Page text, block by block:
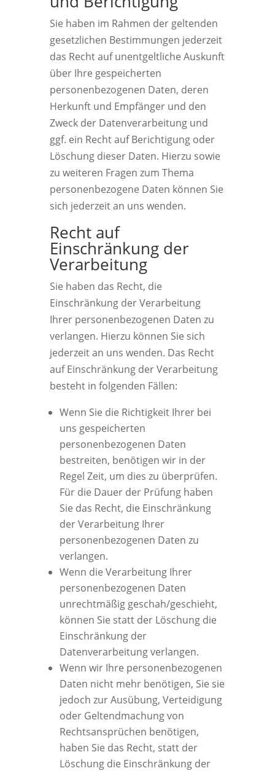
Sie haben im Rahmen der geltenden
gesetzlichen Bestimmungen jederzeit
das Recht auf unentgeltliche Auskunft
über Ihre gespeicherten
personenbezogenen Daten, deren
Herkunft und Empfänger und den
Zweck der Datenverarbeitung und
ggf. ein Recht auf Berichtigung oder
Löschung dieser Daten. Hierzu sowie
zu weiteren Fragen zum Thema
personenbezogene Daten können Sie
sich jederzeit an uns wenden.
Recht auf
Einschränkung der
Verarbeitung
Sie haben das Recht, die
Einschränkung der Verarbeitung
Ihrer personenbezogenen Daten zu
verlangen. Hierzu können Sie sich
jederzeit an uns wenden. Das Recht
auf Einschränkung der Verarbeitung
besteht in folgenden Fällen:
Wenn Sie die Richtigkeit Ihrer bei
uns gespeicherten
personenbezogenen Daten
bestreiten, benötigen wir in der
Regel Zeit, um dies zu überprüfen.
Für die Dauer der Prüfung haben
Sie das Recht, die Einschränkung
der Verarbeitung Ihrer
personenbezogenen Daten zu
verlangen.
Wenn die Verarbeitung Ihrer
personenbezogenen Daten
unrechtmäßig geschah/geschieht,
können Sie statt der Löschung die
Einschränkung der
Datenverarbeitung verlangen.
Wenn wir Ihre personenbezogenen
Daten nicht mehr benötigen, Sie sie
jedoch zur Ausübung, Verteidigung
oder Geltendmachung von
Rechtsansprüchen benötigen,
haben Sie das Recht, statt der
Löschung die Einschränkung der